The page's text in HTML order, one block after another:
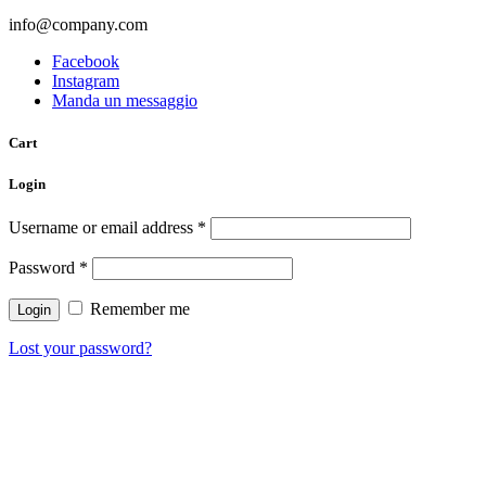
info@company.com
Facebook
Instagram
Manda un messaggio
Cart
Login
Username or email address *
Password *
Remember me
Lost your password?